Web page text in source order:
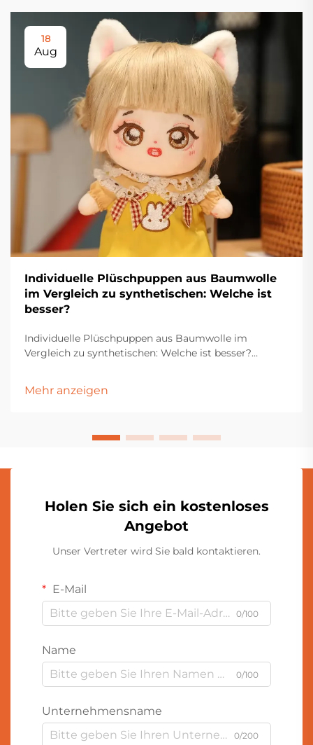
18
Aug
Individuelle Plüschpuppen aus Baumwolle
im Vergleich zu synthetischen: Welche ist
besser?
Individuelle Plüschpuppen aus Baumwolle im
Vergleich zu synthetischen: Welche ist besser?
Texturen, niedlichen Designs und emotionale
Mehr anzeigen
Holen Sie sich ein kostenloses
Angebot
Unser Vertreter wird Sie bald kontaktieren.
E-Mail
0/100
Name
0/100
Unternehmensname
0/200